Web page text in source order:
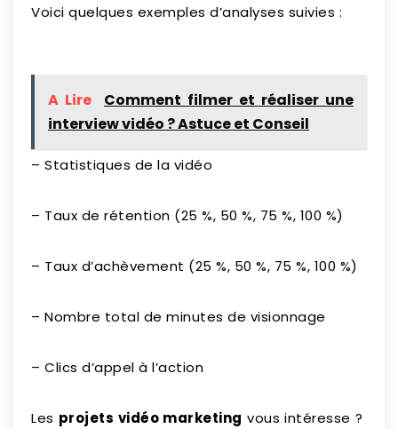
Voici quelques exemples d’analyses suivies :
A Lire
Comment filmer et réaliser une
interview vidéo ? Astuce et Conseil
– Statistiques de la vidéo
– Taux de rétention (25 %, 50 %, 75 %, 100 %)
– Taux d’achèvement (25 %, 50 %, 75 %, 100 %)
– Nombre total de minutes de visionnage
– Clics d’appel à l’action
Les projets vidéo marketing vous intéresse ?